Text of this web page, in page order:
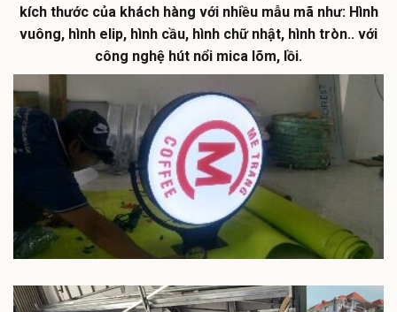
kích thước của khách hàng với nhiều mẫu mã như: Hình
vuông, hình elip, hình cầu, hình chữ nhật, hình tròn.. với
công nghệ hút nổi mica lõm, lồi.